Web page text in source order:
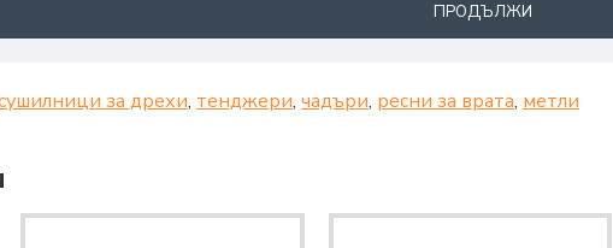
ПРОДЪЛЖИ
за дрехи, тенджери, чадъри, ресни за врата, метли